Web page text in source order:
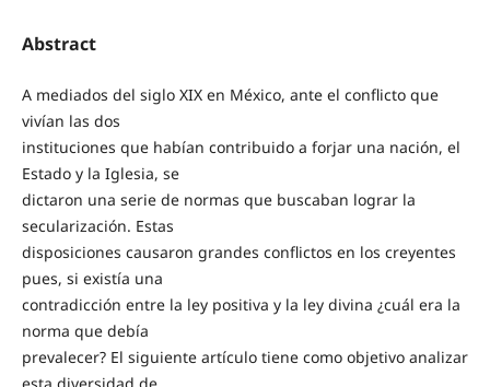
Abstract
A mediados del siglo XIX en México, ante el conflicto que
vivían las dos
instituciones que habían contribuido a forjar una nación, el
Estado y la Iglesia, se
dictaron una serie de normas que buscaban lograr la
secularización. Estas
disposiciones causaron grandes conflictos en los creyentes
pues, si existía una
contradicción entre la ley positiva y la ley divina ¿cuál era la
norma que debía
prevalecer? El siguiente artículo tiene como objetivo analizar